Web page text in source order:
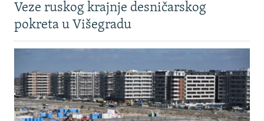
Veze ruskog krajnje desničarskog
pokreta u Višegradu